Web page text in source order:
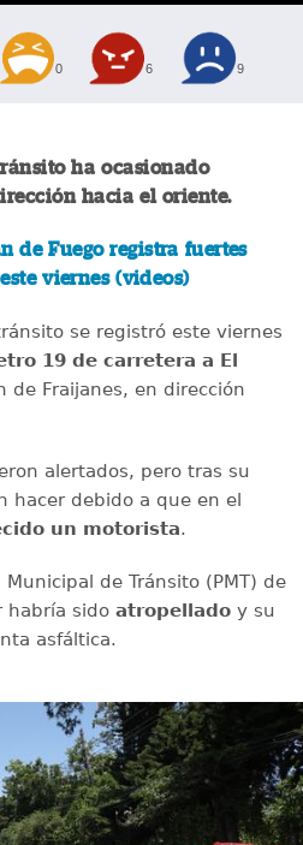
0 6 9
ha ocasionado
hacia el oriente.
de Fuego registra fuertes
viernes (videos)
se registró este viernes
19 de carretera a El
de Fraijanes, en dirección
alertados, pero tras su
hacer debido a que en el
un motorista.
Municipal de Tránsito (PMT) de
habría sido atropelladoy su
asfáltica.